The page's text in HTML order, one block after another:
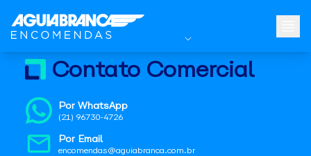
Contato Comercial
Por WhatsApp
(21) 96730-4726
Por Email
encomendas@aguiabranca.com.br